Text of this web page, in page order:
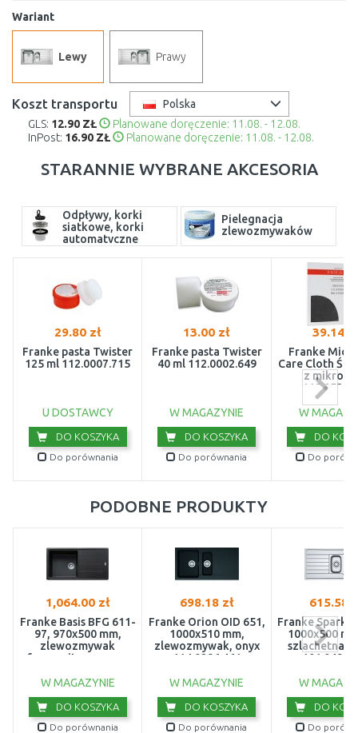
Wariant
Lewy Prawy
Koszt transportu
Polska
GLS: 12.90 ZŁ
Planowane doręczenie: 11.08. - 12.08.
InPost: 16.90 ZŁ Planowane doręczenie: 11.08. - 12.08.
STARANNIE WYBRANE AKCESORIA
Odpływy, korki
siatkowe, korki
automatyczne
Pielegnacja
zlewozmywaków
29.80 zł
Franke pasta Twister
125 ml 112.0007.715
U DOSTAWCY
DO KOSZYKA
Do porównania
13.00 zł
Franke pasta Twister
40 ml 112.0002.649
W MAGAZYNIE
DO KOSZYKA
Do porównania
39.14
Franke
Care Cloth
z
W
DO
Do
PODOBNE PRODUKTY
1,064.00 zł
Franke Basis BFG 611-
97, 970x500 mm,
zlewozmywak
fragranitowy, onyx
W MAGAZYNIE
DO KOSZYKA
Do porównania
698.18 zł
Franke Orion OID 651,
1000x510 mm,
zlewozmywak, onyx
114.0286.461
W MAGAZYNIE
DO KOSZYKA
Do porównania
615.58
Franke Spark
1000x500
szlachetna
W
DO
Do